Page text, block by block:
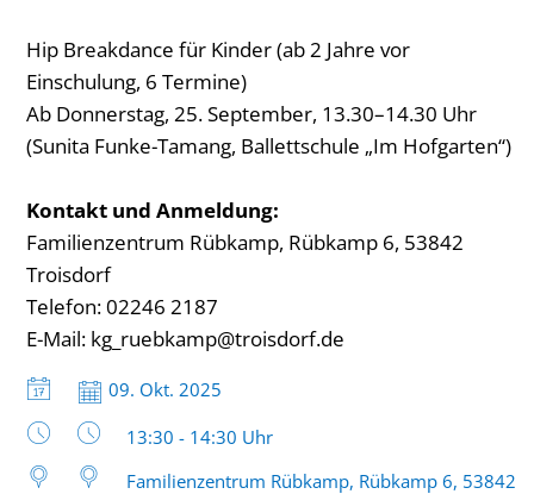
Hip Breakdance für Kinder (ab 2 Jahre vor
Einschulung, 6 Termine)
Ab Donnerstag, 25. September, 13.30–14.30 Uhr
(Sunita Funke-Tamang, Ballettschule „Im Hofgarten“)
Kontakt und Anmeldung:
Familienzentrum Rübkamp, Rübkamp 6, 53842
Troisdorf
Telefon: 02246 2187
E-Mail: kg_ruebkamp@troisdorf.de
Datum:
09. Okt. 2025
Uhrzeit:
13:30 - 14:30 Uhr
Familienzentrum Rübkamp, Rübkamp 6, 53842